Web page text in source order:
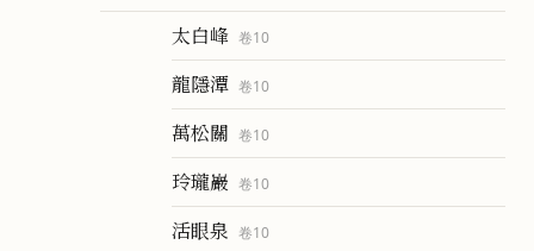
太白峰 卷10
龍隱潭 卷10
萬松關 卷10
玲瓏巖 卷10
活眼泉 卷10